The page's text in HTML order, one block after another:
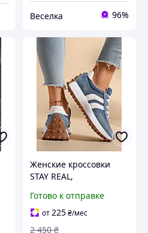
Веселка 96%
Женские кроссовки
STAY REAL,
кеды СИНЕГО цвета,
размер 38, код 00-0891
Готово к отправке
от 225₴/мес
2 450 ₴